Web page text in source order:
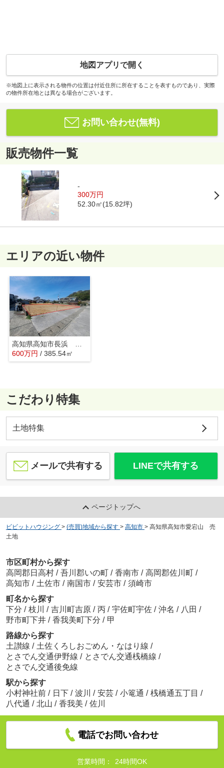
地図アプリで開く
※地図上に表示される物件の位置は付近住所に所在することを表すものであり、実際
の物件所在地とは異なる場合がございます。
お問い合わせ(無料)
販売物件一覧
-
300万円
52.30㎡(15.82坪)
エリアの近い物件
600万円 / 385.54㎡
こだわり特集
土地特集
メールで共有する LINEで共有する
ページトップへ
ビビットハウジング > (売買)地域から探す > 高知市 > 高知県高知市愛宕山 売
土地
市区町村から探す
高岡郡日高村 / 吾川郡いの町 / 香南市 / 高岡郡佐川町 /
高知市 / 土佐市 / 南国市 / 安芸市 / 須崎市
町名から探す
下分 / 枝川 / 吉川町吉原 / 丙 / 宇佐町宇佐 / 沖名 / 八田 /
野市町下井 / 香我美町下分 / 甲
路線から探す
土讃線 / 土佐くろしおごめん・なはり線 /
とさでん交通伊野線 / とさでん交通桟橋線 /
とさでん交通後免線
駅から探す
小村神社前 / 日下 / 波川 / 安芸 / 小篭通 / 桟橋通五丁目 /
八代通 / 北山 / 香我美 / 佐川
電話でお問い合わせ
営業時間：
24時間OK